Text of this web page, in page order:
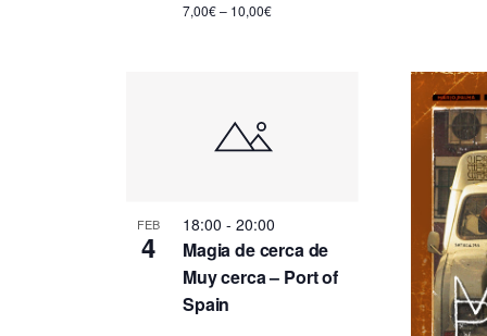
E
v
7,00€ – 10,00€
FEB
4
18:00 - 20:00
Magia de cerca de
Muy cerca – Port of
Spain